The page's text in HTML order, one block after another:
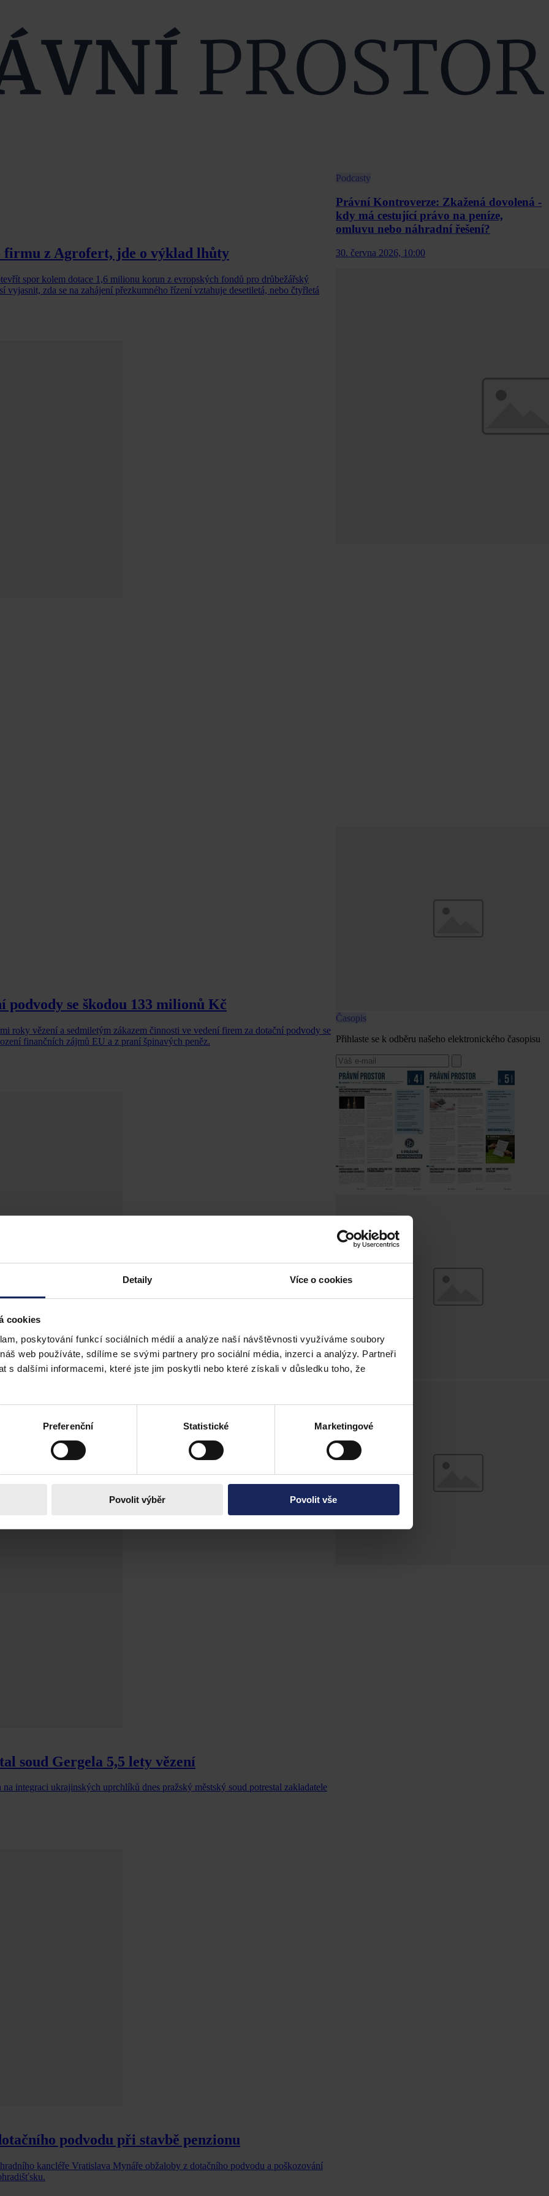
Detaily Více o cookies
cookies
poskytování funkcí sociálních médií a analýze naší návštěvnosti využíváme soubory
web používáte, sdílíme se svými partnery pro sociální média, inzerci a analýzy. Partneři
s dalšími informacemi, které jste jim poskytli nebo které získali v důsledku toho, že
Preferenční Statistické Marketingové
Povolit výběr Povolit vše
firmu z Agrofert, jde o výklad lhůty
spor kolem dotace 1,6 milionu korun z evropských fondů pro drůbežářský
zda se na zahájení přezkumného řízení vztahuje desetiletá, nebo čtyřletá
podvody se škodou 133 milionů Kč
roky vězení a sedmiletým zákazem činnosti ve vedení firem za dotační podvody se
finančních zájmů EU a z praní špinavých peněz.
soud, rozhodl odvolací senát
kongresového areálu Čapí hnízdo se bude muset znovu zabývat Městský soud
předsedu hnutí ANO Andreje Babiše a jeho někdejší poradkyni, nyní
soud Gergela 5,5 lety vězení
integraci ukrajinských uprchlíků dnes pražský městský soud potrestal zakladatele
podvodu při stavbě penzionu
kancléře Vratislava Mynáře obžaloby z dotačního podvodu a poškozování
Podcasty
Právní Kontroverze: Zkažená dovolená -
kdy má cestující právo na peníze,
omluvu nebo náhradní řešení?
30. června 2026, 10:00
Časopis
Přihlaste se k odběru našeho elektronického časopisu